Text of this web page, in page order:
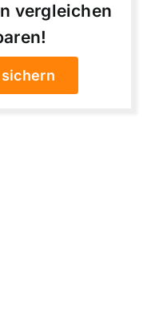
vergleichen